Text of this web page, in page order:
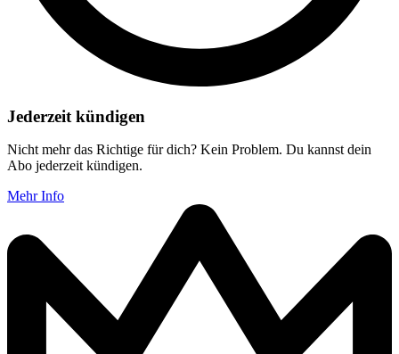
Jederzeit kündigen
Nicht mehr das Richtige für dich? Kein Problem. Du kannst dein
Abo jederzeit kündigen.
Mehr Info